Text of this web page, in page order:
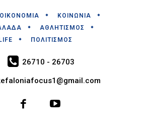
ΟΙΚΟΝΟΜΙΑ
ΚΟΙΝΩΝΙΑ
ΑΘΛΗΤΙΣΜΟΣ
ΠΟΛΙΤΙΣΜΟΣ
26710 - 26703